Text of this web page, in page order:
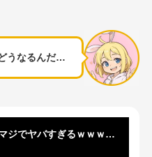
うなるんだ…
【悲報】SEX依存症の夫婦、マジでヤバすぎるｗｗｗｗｗｗｗｗｗｗｗｗ